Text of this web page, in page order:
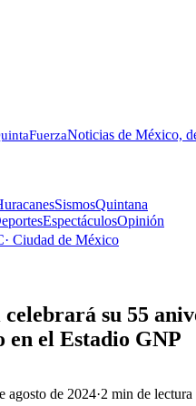
FuerzaNoticias de México,
SismosQuintana
EspectáculosOpinión
· Ciudad de México
su 55
en el Estadio GNP
agosto de 2024·2 min de lectura